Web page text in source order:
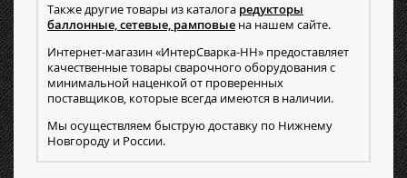
Также другие товары из каталога редукторы
баллонные, сетевые, рамповые на нашем сайте.
Интернет-магазин «ИнтерСварка-НН» предоставляет
качественные товары сварочного оборудования с
минимальной наценкой от проверенных
поставщиков, которые всегда имеются в наличии.
Мы осуществляем быструю доставку по Нижнему
Новгороду и России.